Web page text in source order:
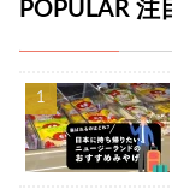
POPULAR 注